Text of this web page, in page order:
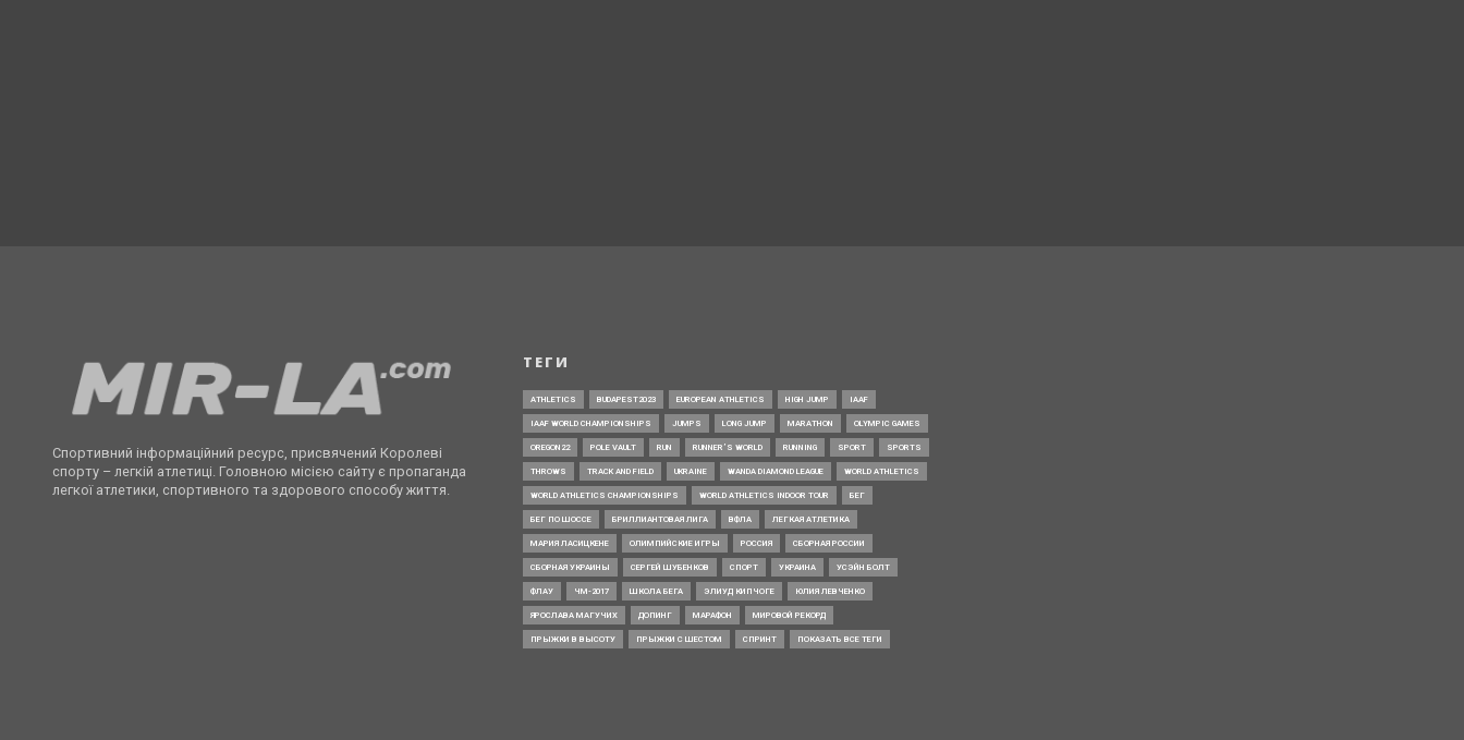
Спортивний інформаційний ресурс, присвячений Королеві
спорту – легкій атлетиці. Головною місією сайту є пропаганда
легкої атлетики, спортивного та здорового способу життя.
ТЕГИ
ATHLETICS BUDAPEST2023 EUROPEAN ATHLETICS HIGH JUMP IAAF
IAAF WORLD CHAMPIONSHIPS JUMPS LONG JUMP MARATHON OLYMPIC GAMES
OREGON22 POLE VAULT RUN RUNNER’S WORLD RUNNING SPORT SPORTS
THROWS TRACK AND FIELD UKRAINE WANDA DIAMOND LEAGUE WORLD ATHLETICS
WORLD ATHLETICS CHAMPIONSHIPS WORLD ATHLETICS INDOOR TOUR БЕГ
БЕГ ПО ШОССЕ БРИЛЛИАНТОВАЯ ЛИГА ВФЛА ЛЕГКАЯ АТЛЕТИКА
МАРИЯ ЛАСИЦКЕНЕ ОЛИМПИЙСКИЕ ИГРЫ РОССИЯ СБОРНАЯ РОССИИ
СБОРНАЯ УКРАИНЫ СЕРГЕЙ ШУБЕНКОВ СПОРТ УКРАИНА УСЭЙН БОЛТ
ФЛАУ ЧМ-2017 ШКОЛА БЕГА ЭЛИУД КИПЧОГЕ ЮЛИЯ ЛЕВЧЕНКО
ЯРОСЛАВА МАГУЧИХ ДОПИНГ МАРАФОН МИРОВОЙ РЕКОРД
ПРЫЖКИ В ВЫСОТУ ПРЫЖКИ С ШЕСТОМ СПРИНТ ПОКАЗАТЬ ВСЕ ТЕГИ